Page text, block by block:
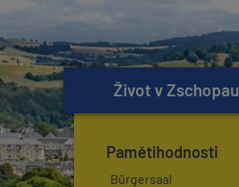
Život v Zschopau
Pamětihodnosti
Bürgersaal